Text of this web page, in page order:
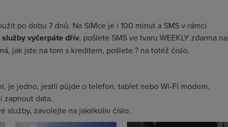
po dobu 7 dnů. Na SIMce je i 100 minut a SMS v rámci
služby vyčerpáte dřív, pošlete SMS ve tvaru WEEKLY zdarma na
jak jste na tom s kreditem, pošlete ? na totéž číslo.
je jedno, jestli půjde o telefon, tablet nebo Wi-Fi modem.
zapnout data.
služby, zavolejte na jakékoliv číslo.